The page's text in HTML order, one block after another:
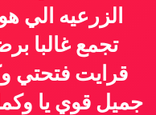
الزرعيه الي
تجمع غالبا
قرايت فتحتي
جميل قوي يا